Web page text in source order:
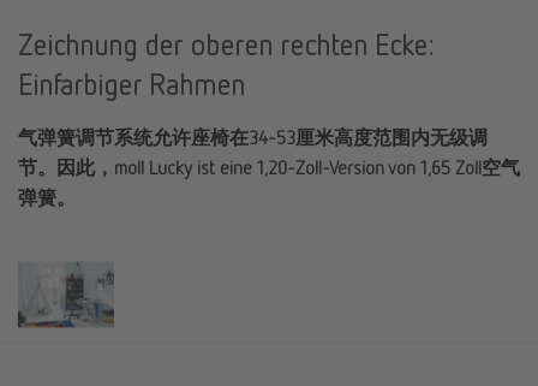
Zeichnung der oberen rechten Ecke:
Einfarbiger Rahmen
气弹簧调节系统允许座椅在34-53厘米高度范围内无级调
节。因此，moll Lucky ist eine 1,20-Zoll-Version von 1,65 Zoll空气
弹簧。